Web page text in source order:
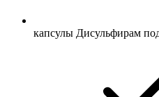
капсулы Дисульфирам